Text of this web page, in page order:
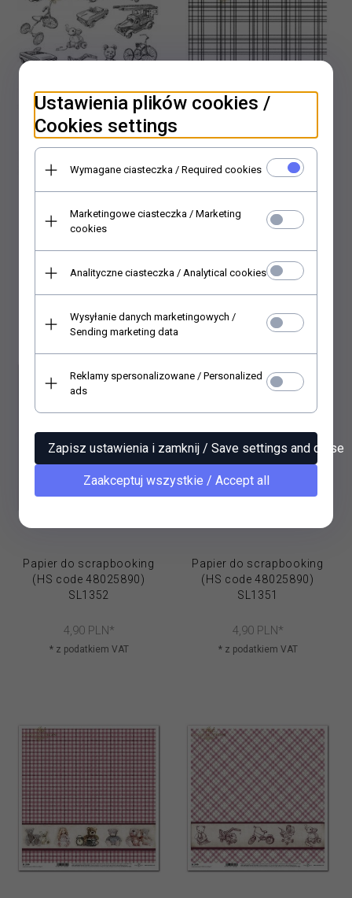
do scrapbooking (HS
code 48063000) P0134
5,00 PLN*
do scrapbooking (HS
code 48063000) P0133
5,00 PLN*
Papier do scrapbooking
(HS code 48025890)
SL1352
4, 90 PLN*
* z podatkiem VAT
Papier do scrapbooking
(HS code 48025890)
SL1351
4, 90 PLN*
* z podatkiem VAT
Ustawienia plików cookies /
Cookies settings
Wymagane ciasteczka / Required cookies
Marketingowe ciasteczka / Marketing
cookies
Analityczne ciasteczka / Analytical cookies
Wysyłanie danych marketingowych /
Sending marketing data
Reklamy spersonalizowane / Personalized
ads
Zapisz ustawienia i zamknij / Save settings and close
Zaakceptuj wszystkie / Accept all